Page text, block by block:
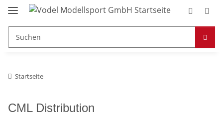
Startseite
CML Distribution